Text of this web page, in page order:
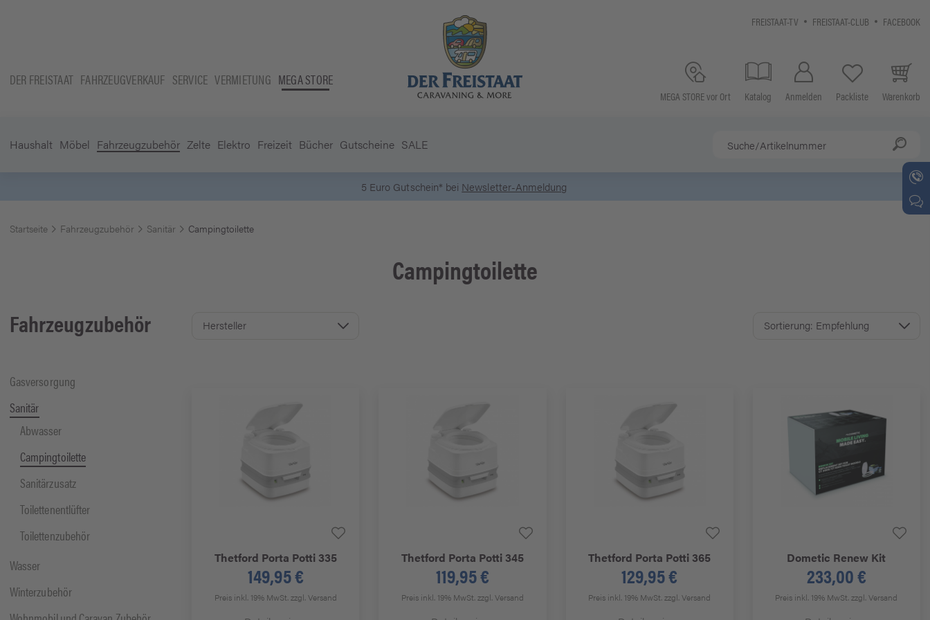
FREISTAAT-TV FREISTAAT-CLUB FACEBOOK
DER FREISTAAT FAHRZEUGVERKAUF SERVICE VERMIETUNG MEGA STORE
MEGA STORE vor Ort Katalog Anmelden Packliste Warenkorb
Haushalt Möbel Fahrzeugzubehör Zelte Elektro Freizeit Bücher Gutscheine SALE
5 Euro Gutschein* bei Newsletter-Anmeldung
Startseite Fahrzeugzubehör Sanitär Campingtoilette
Campingtoilette
Fahrzeugzubehör
Gasversorgung
Sanitär
Abwasser
Campingtoilette
Sanitärzusatz
Toilettenentlüfter
Toilettenzubehör
Wasser
Winterzubehör
Thetford Porta Potti 335
149,95 €
Preis inkl. 19% MwSt.zzgl. Versand
Thetford Porta Potti 345
119,95 €
Preis inkl. 19% MwSt.zzgl. Versand
Thetford Porta Potti 365
129,95 €
Preis inkl. 19% MwSt.zzgl. Versand
Dometic Renew Kit
233,00 €
Preis inkl. 19% MwSt.zzgl. Versand